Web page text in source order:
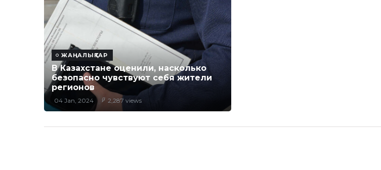
ЖАҢАЛЫҚТАР
В Казахстане оценили, насколько
безопасно чувствуют себя жители
регионов
04 Jan, 2024 2,287 views